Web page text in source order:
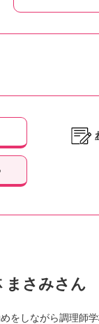
まさみさん
をしながら調理師